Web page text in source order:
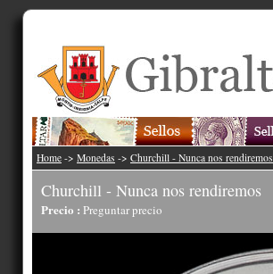
Home -> Monedas -> Churchill - Nunca nos rendiremos
Churchill - Nunca nos rendiremos
Precio : Preguntar precio